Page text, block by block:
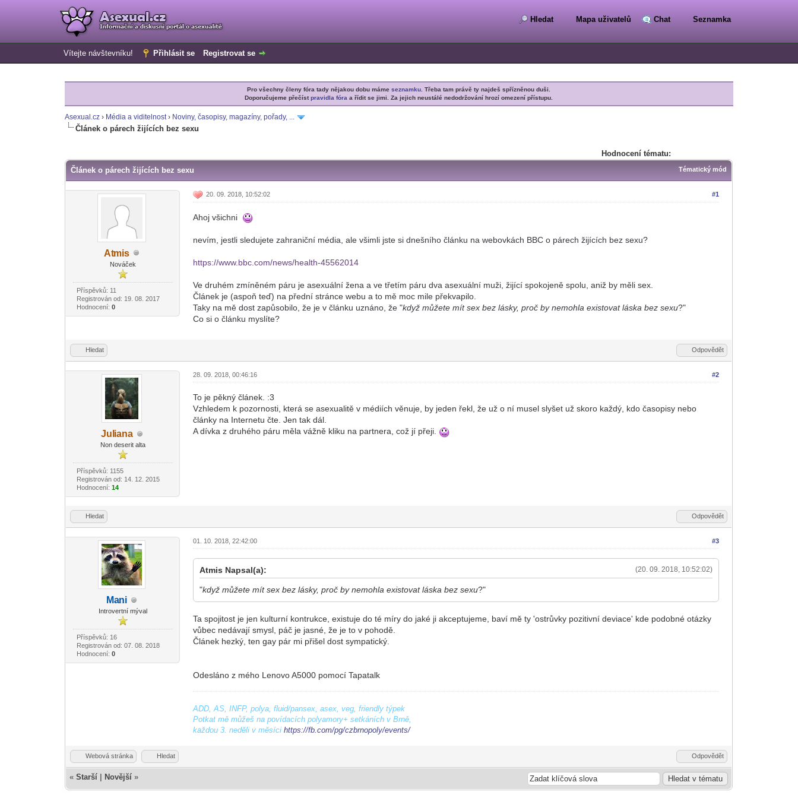
Hledat Mapa uživatelů Chat Seznamka
Vítejte návštevníku! Přihlásit se Registrovat se
Pro všechny členy fóra tady nějakou dobu mámeseznamku . Třeba tam právě ty najdeš spřízněnou duši.
Doporučujeme přečístpravidla fóra a řídit se jimi. Za jejich neustálé nedodržování hrozí omezení přístupu.
Asexual.cz › Média a viditelnost› Noviny, časopisy, magazíny, pořady, ...
Článek o párech žijících bez sexu
Hodnocení tématu:
Tématický mód
Článek o párech žijících bez sexu
Atmis
Nováček
Příspěvků: 11
Registrován od: 19. 08. 2017
Hodnocení: 0
#1
20. 09. 2018, 10:52:02
Ahoj všichni
nevím, jestli sledujete zahraniční média, ale všimli jste si dnešního článku na webovkách BBC o párech žijících bez sexu?
https://www.bbc.com/news/health-45562014
Ve druhém zmíněném páru je asexuální žena a ve třetím páru dva asexuální muži, žijící spokojeně spolu, aniž by měli sex.
Článek je (aspoň teď) na přední stránce webu a to mě moc mile překvapilo.
Taky na mě dost zapůsobilo, že je v článku uznáno, že "když můžete mít sex bez lásky, proč by nemohla existovat láska bez sexu?"
Co si o článku myslíte?
Hledat Odpovědět
Jul iana
Non deserit alta
Příspěvků: 1155
Registrován od: 14. 12. 2015
Hodnocení: 14
#2
28. 09. 2018, 00:46:16
To je pěkný článek. :3
Vzhledem k pozornosti, která se asexualitě v médiích věnuje, by jeden řekl, že už o ní musel slyšet už skoro každý, kdo časopisy nebo
články na Internetu čte. Jen tak dál.
A dívka z druhého páru měla vážně kliku na partnera, což jí přeji.
Hledat Odpovědět
Mani
Introvertní mýval
Příspěvků: 16
Registrován od: 07. 08. 2018
Hodnocení: 0
#3
01. 10. 2018, 22:42:00
(20. 09. 2018, 10:52:02)
Atmis Napsal(a):
"když můžete mít sex bez lásky, proč by nemohla existovat láska bez sexu?"
Ta spojitost je jen kulturní kontrukce, existuje do té míry do jaké ji akceptujeme, baví mě ty 'ostrůvky pozitivní deviace' kde podobné otázky
vůbec nedávají smysl, páč je jasné, že je to v pohodě.
Článek hezký, ten gay pár mi přišel dost sympatický.
Odesláno z mého Lenovo A5000 pomocí Tapatalk
ADD, AS, INFP, polya, fluid/pansex, asex, veg, friendly týpek
Potkat mě můžeš na povídacích polyamory+ setkáních v Brně,
každou 3. neděli v měsícihttps://fb.com/pg/czbrnopoly/events/
Webová stránka Hledat Odpovědět
«Starší Novější »